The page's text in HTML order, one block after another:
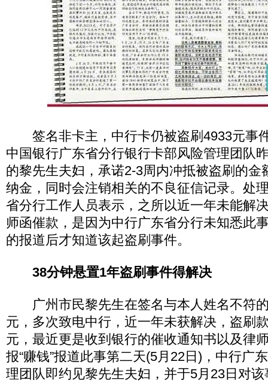
签名非卡主，中行卡仍被盗刷4933元事
中国银行广东省分行银行卡部风险管理团队
的黎先生夫妇，承诺2-3周内冲抵被盗刷的金
纳金，同时会注销相关的不良征信记录。处
省分行工作人员表示，之所以近一年未能解
师函催款，是因为中行广东省分行未知悉此
的报道后才知道该起盗刷事件。
38分钟悬置1年盗刷事件得解决
广州市民黎先生在签名与本人姓名不符
元，多次致电中行，近一年未获解决，盗刷
元，最近更是收到银行的催收通知书以及律
报“赚钱”报道此事第二天(5月22日)，中行广
理团队即约见黎先生夫妇，并于5月23日对